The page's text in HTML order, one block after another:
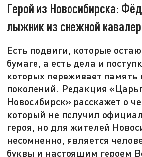
Герой из Новосибирска:
лыжник из снежной
Есть подвиги, которые
бумаге, а есть дела и
которых переживает память
поколений. Редакция
Новосибирск» расскажет о
который не получил
героя, но для жителей
несомненно, является
буквы и настоящим героем